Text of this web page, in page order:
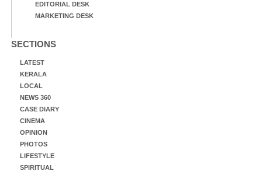
EDITORIAL DESK
MARKETING DESK
SECTIONS
LATEST
KERALA
LOCAL
NEWS 360
CASE DIARY
CINEMA
OPINION
PHOTOS
LIFESTYLE
SPIRITUAL